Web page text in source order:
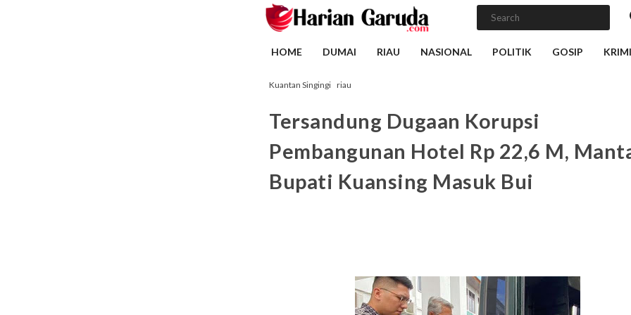
HOME DUMAI RIAU NASIONAL POLITIK GOSIP
Kuantan Singingi riau
Tersandung Dugaan Korupsi
Pembangunan Hotel Rp 22,6 M,
Bupati Kuansing Masuk Bui